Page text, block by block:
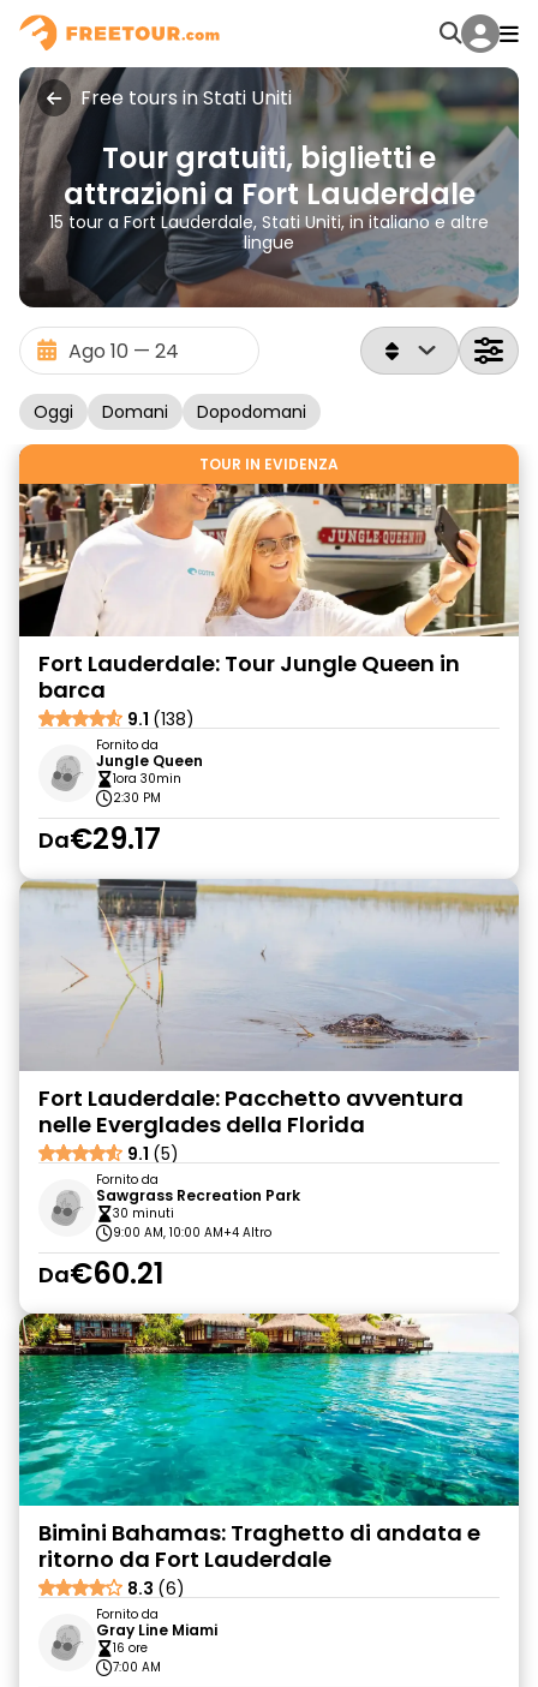
Free tours in Stati Uniti
Tour gratuiti, biglietti e
attrazioni a Fort Lauderdale
15 tour a Fort Lauderdale, Stati Uniti, in italiano e altre
lingue
Oggi Domani Dopodomani
TOUR IN EVIDENZA
Fort Lauderdale: Tour Jungle Queen in
barca
9.1 (138)
Fornito da
Jungle Queen
1ora 30min
2:30 PM
Da€29.17
Fort Lauderdale: Pacchetto avventura
nelle Everglades della Florida
9.1 (5)
Fornito da
Sawgrass Recreation Park
30 minuti
9:00 AM, 10:00 AM+4 Altro
Da€60.21
Bimini Bahamas: Traghetto di andata e
ritorno da Fort Lauderdale
8.3 (6)
Fornito da
Gray Line Miami
16 ore
7:00 AM